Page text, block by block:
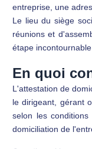
entreprise, une
Le lieu du siège
réunions et
étape
En quoi
L'attestation de
le dirigeant, gérant
selon les
domiciliation de